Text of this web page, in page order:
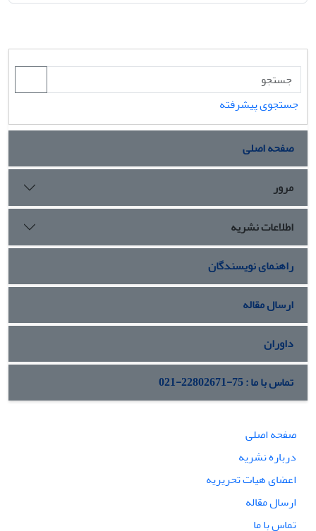
جستجوی پیشرفته
صفحه اصلی
مرور
اطلاعات نشریه
راهنمای نویسندگان
ارسال مقاله
داوران
تماس با ما : 75-22802671-021
صفحه اصلی
درباره نشریه
اعضای هیات تحریریه
ارسال مقاله
تماس با ما